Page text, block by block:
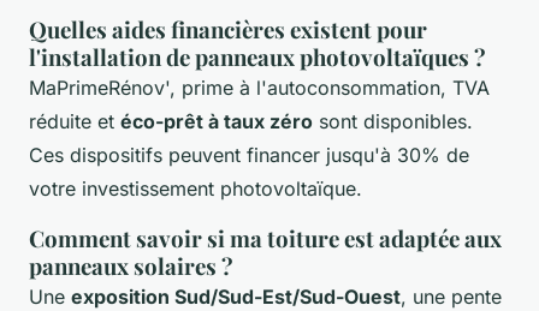
Quelles aides financières existent pour
l'installation de panneaux photovoltaïques ?
MaPrimeRénov', prime à l'autoconsommation, TVA
réduite et éco-prêt à taux zéro sont disponibles.
Ces dispositifs peuvent financer jusqu'à 30% de
votre investissement photovoltaïque.
Comment savoir si ma toiture est adaptée aux
panneaux solaires ?
Une exposition Sud/Sud-Est/Sud-Ouest, une pente